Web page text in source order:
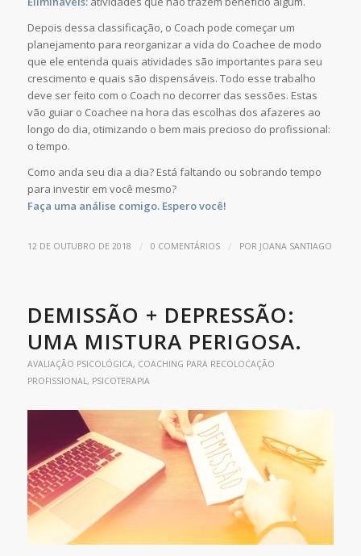
Depois dessa classificação, o Coach pode começar um
planejamento para reorganizar a vida do Coachee de modo
que ele entenda quais atividades são importantes para seu
crescimento e quais são dispensáveis. Todo esse trabalho
deve ser feito com o Coach no decorrer das sessões. Estas
vão guiar o Coachee na hora das escolhas dos afazeres ao
longo do dia, otimizando o bem mais precioso do profissional:
o tempo.
Como anda seu dia a dia? Está faltando ou sobrando tempo
para investir em você mesmo?
Faça uma análise comigo. Espero você!
12 DE OUTUBRO DE 2018 / 0 COMENTÁRIOS / POR JOANA SANTIAGO
DEMISSÃO + DEPRESSÃO:
UMA MISTURA PERIGOSA.
AVALIAÇÃO PSICOLÓGICA, COACHING PARA RECOLOCAÇÃO
PROFISSIONAL, PSICOTERAPIA